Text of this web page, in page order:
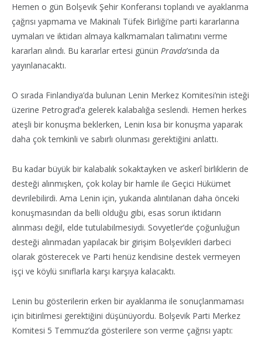
Hemen o gün Bolşevik Şehir Konferansı toplandı ve ayaklanma
çağrısı yapmama ve Makinalı Tüfek Birliği’ne parti kararlarına
uymaları ve iktidarı almaya kalkmamaları talimatını verme
kararları alındı. Bu kararlar ertesi günün Pravda’sında da
yayınlanacaktı.
O sırada Finlandiya’da bulunan Lenin Merkez Komitesi’nin isteği
üzerine Petrograd’a gelerek kalabalığa seslendi. Hemen herkes
ateşli bir konuşma beklerken, Lenin kısa bir konuşma yaparak
daha çok temkinli ve sabırlı olunması gerektiğini anlattı.
Bu kadar büyük bir kalabalık sokaktayken ve askerî birliklerin de
desteği alınmışken, çok kolay bir hamle ile Geçici Hükümet
devrilebilirdi. Ama Lenin için, yukarıda alıntılanan daha önceki
konuşmasından da belli olduğu gibi, esas sorun iktidarın
alınması değil, elde tutulabilmesiydi. Sovyetler’de çoğunluğun
desteği alınmadan yapılacak bir girişim Bolşevikleri darbeci
olarak gösterecek ve Parti henüz kendisine destek vermeyen
işçi ve köylü sınıflarla karşı karşıya kalacaktı.
Lenin bu gösterilerin erken bir ayaklanma ile sonuçlanmaması
için bitirilmesi gerektiğini düşünüyordu. Bolşevik Parti Merkez
Komitesi 5 Temmuz’da gösterilere son verme çağrısı yaptı: